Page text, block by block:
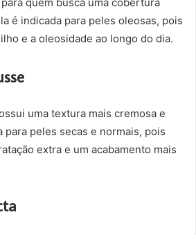
é indicada para peles oleosas, pois
e a oleosidade ao longo do dia.
uma textura mais cremosa e
para peles secas e normais, pois
extra e um acabamento mais